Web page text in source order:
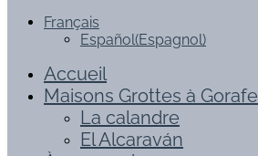
Français
Español(Espagnol)
Accueil
Maisons Grottes à Gorafe
La calandre
El Alcaraván